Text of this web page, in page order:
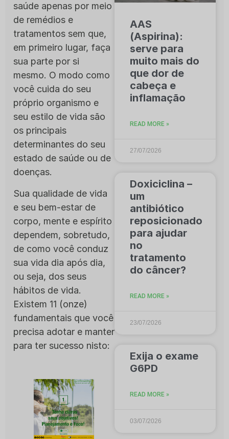
saúde apenas por meio
de remédios e
tratamentos sem que,
em primeiro lugar, faça
sua parte por si
mesmo. O modo como
você cuida do seu
próprio organismo e
seu estilo de vida são
os principais
determinantes do seu
estado de saúde ou de
doenças.
Sua qualidade de vida
e seu bem-estar de
corpo, mente e espírito
dependem, sobretudo,
de como você conduz
sua vida dia após dia,
ou seja, dos seus
hábitos de vida.
Existem 11 (onze)
fundamentais que você
precisa adotar e manter
para ter sucesso nisto:
AAS
(Aspirina):
serve para
muito mais do
que dor de
cabeça e
inflamação
READ MORE »
27/07/2026
Doxiciclina –
um
antibiótico
reposicionado
para ajudar
no
tratamento
do câncer?
READ MORE »
23/07/2026
Exija o exame
G6PD
READ MORE »
03/07/2026